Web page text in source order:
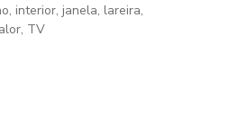
, interior,janela, lareira,
, TV